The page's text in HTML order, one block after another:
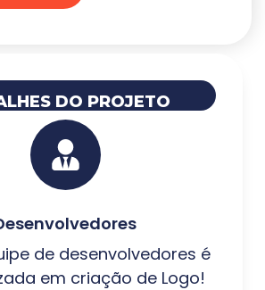
DO PROJETO
de desenvolvedores é
em criação de Logo!